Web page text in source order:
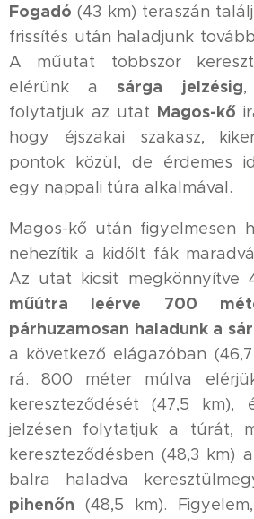
Fogadó (43 km) teraszán
frissítés után haladjunk
A műutat többször
elérünk asárga jelzésig,
folytatjuk az utat Magos-kő
hogy éjszakai szakasz,
pontok közül, de érdemes
egy nappali túra alkalmával.
Magos-kő után figyelmesen
nehezítik a kidőlt fák
Az utat kicsit megkönnyítve
műútra leérve
700
párhuzamosan haladunk a
a következő elágazóban
rá. 800 méter múlva
kereszteződését (47,5
jelzésen folytatjuk a túrát,
kereszteződésben (48,3 km) a
balra haladva
pihenőn (48,5 km).